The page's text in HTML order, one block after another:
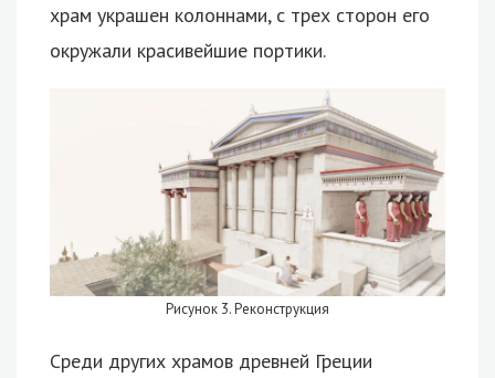
храм украшен колоннами, с трех сторон его
окружали красивейшие портики.
Рисунок 3. Реконструкция
Среди других храмов древней Греции